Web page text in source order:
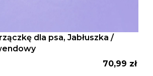
dla psa, Jabłuszka /
Cena
70,99 zł